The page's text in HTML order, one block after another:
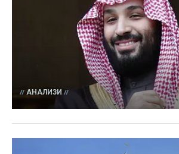
АНАЛИЗИ